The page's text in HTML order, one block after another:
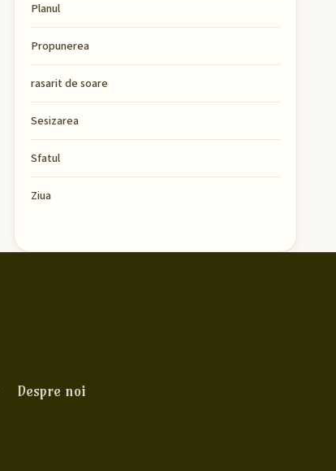
Planul
Propunerea
rasarit de soare
Sesizarea
Sfatul
Ziua
Despre noi